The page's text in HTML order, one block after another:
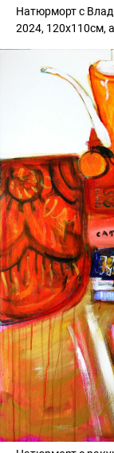
Натюрморт с
2024, 120х110см,